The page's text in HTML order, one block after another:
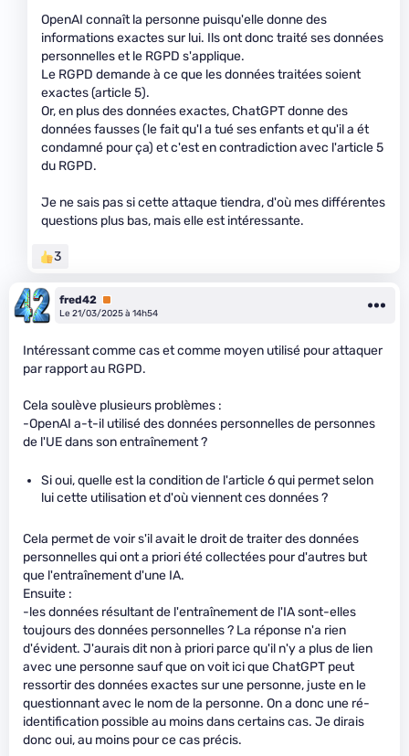
OpenAI connaît la personne puisqu'elle donne des
informations exactes sur lui. Ils ont donc traité ses données
personnelles et le RGPD s'applique.
Le RGPD demande à ce que les données traitées soient
exactes (article 5).
Or, en plus des données exactes, ChatGPT donne des
données fausses (le fait qu'l a tué ses enfants et qu'il a ét
condamné pour ça) et c'est en contradiction avec l'article 5
du RGPD.
Je ne sais pas si cette attaque tiendra, d'où mes différentes
questions plus bas, mais elle est intéressante.
3
fred42 Premium
Le 21/03/2025 à 14h54
Intéressant comme cas et comme moyen utilisé pour attaquer
par rapport au RGPD.
Cela soulève plusieurs problèmes :
-OpenAI a-t-il utilisé des données personnelles de personnes
de l'UE dans son entraînement ?
Si oui, quelle est la condition de l'article 6 qui permet selon
lui cette utilisation et d'où viennent ces données ?
Cela permet de voir s'il avait le droit de traiter des données
personnelles qui ont a priori été collectées pour d'autres but
que l'entraînement d'une IA.
Ensuite :
-les données résultant de l'entraînement de l'IA sont-elles
toujours des données personnelles ? La réponse n'a rien
d'évident. J'aurais dit non à priori parce qu'il n'y a plus de lien
avec une personne sauf que on voit ici que ChatGPT peut
ressortir des données exactes sur une personne, juste en le
questionnant avec le nom de la personne. On a donc une ré-
identification possible au moins dans certains cas. Je dirais
donc oui, au moins pour ce cas précis.